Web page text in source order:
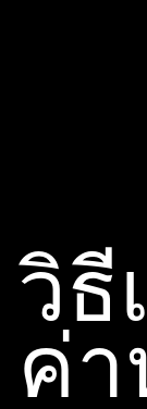
c
c
e
p
วิธี
ค่าหั